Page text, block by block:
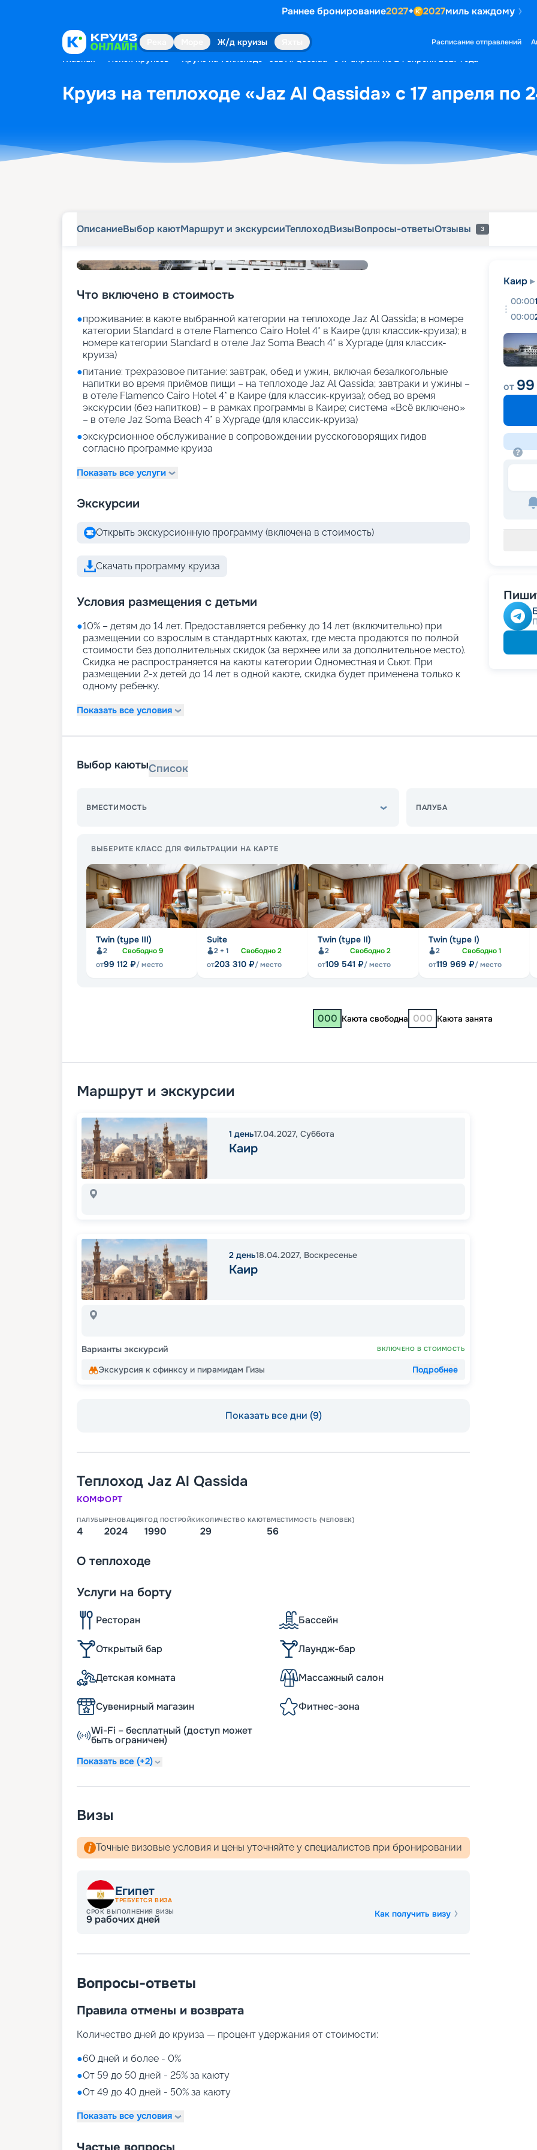
Раннее бронирование2027+ 2027миль каждому
Ж/д круизы Расписание отправлений
Главная Поиск круизов Круиз на теплоходе «Jaz Al Qassida» с 17 апреля по 24 апреля 2027 года
Круиз на теплоходе «Jaz Al Qassida» с 17 апреля по
ОписаниеВыбор каютМаршрут и экскурсииТеплоходВизыВопросы-ответыОтзывы 3
Что включено в стоимость
●проживание: в каюте выбранной категории на теплоходе Jaz Al Qassida; в номере
категории Standard в отеле Flamenco Cairo Hotel 4* в Каире (для классик-круиза); в
номере категории Standard в отеле Jaz Soma Beach 4* в Хургаде (для классик-
круиза)
●питание: трехразовое питание: завтрак, обед и ужин, включая безалкогольные
напитки во время приёмов пищи – на теплоходе Jaz Al Qassida; завтраки и ужины –
в отеле Flamenco Cairo Hotel 4* в Каире (для классик-круиза); обед во время
экскурсии (без напитков) – в рамках программы в Каире; система «Всё включено»
– в отеле Jaz Soma Beach 4* в Хургаде (для классик-круиза)
●экскурсионное обслуживание в сопровождении русскоговорящих гидов
согласно программе круиза
Показать все услуги
Экскурсии
Открыть экскурсионную программу (включена в стоимость)
Скачать программу круиза
Условия размещения с детьми
●10% – детям до 14 лет. Предоставляется ребенку до 14 лет (включительно) при
размещении со взрослым в стандартных каютах, где места продаются по полной
стоимости без дополнительных скидок (за верхнее или за дополнительное место).
Скидка не распространяется на каюты категории Одноместная и Сьют. При
размещении 2-х детей до 14 лет в одной каюте, скидка будет применена только к
одному ребенку.
Показать все условия
Каир
00:00
00:00
от 99
Выбор каютыСписок
ВМЕСТИМОСТЬ ПАЛУБА
ВЫБЕРИТЕ КЛАСС ДЛЯ ФИЛЬТРАЦИИ НА КАРТЕ
Twin (type III)
2 Свободно9
от99 112 ₽/ место
Suite
2 + 1 Свободно2
от203 310 ₽/ место
Twin (type II)
2 Свободно2
от109 541 ₽/ место
Twin (type I)
2 Свободно1
от119 969 ₽/ место
000 Каюта свободна 000 Каюта занята
Маршрут и экскурсии
1 день17.04.2027, Суббота
Каир
2 день18.04.2027, Воскресенье
Каир
Варианты экскурсий ВКЛЮЧЕНО В СТОИМОСТЬ
Экскурсия к сфинксу и пирамидам Гизы Подробнее
Показать все дни (9)
Теплоход Jaz Al Qassida
КОМФОРТ
ПАЛУБЫ
4
РЕНОВАЦИЯ
2024
ГОД ПОСТРОЙКИ
1990
КОЛИЧЕСТВО КАЮТ
29
ВМЕСТИМОСТЬ (ЧЕЛОВЕК)
56
О теплоходе
Услуги на борту
Ресторан Бассейн
Открытый бар Лаундж-бар
Детская комната Массажный салон
Сувенирный магазин
Фитнес-зона
Wi-Fi – бесплатный (доступ может
быть ограничен)
Показать все (+2)
Визы
Точные визовые условия и цены уточняйте у специалистов при бронировании
Египет
ТРЕБУЕТСЯ ВИЗА
СРОК ВЫПОЛНЕНИЯ ВИЗЫ
9 рабочих дней Как получить визу
Вопросы-ответы
Правила отмены и возврата
Количество дней до круиза — процент удержания от стоимости:
●60 дней и более - 0%
●От 59 до 50 дней - 25% за каюту
●От 49 до 40 дней - 50% за каюту
Показать все условия